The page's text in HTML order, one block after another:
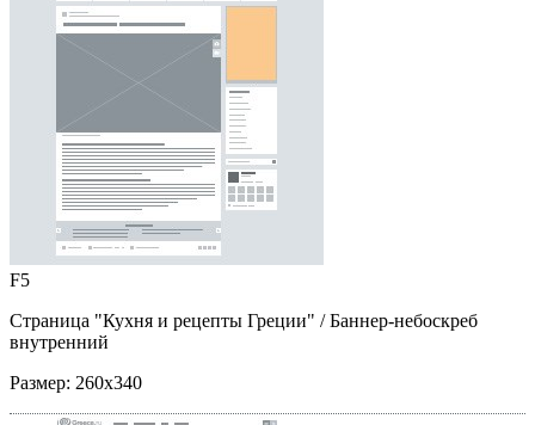
F5
Страница "Кухня и рецепты Греции" / Баннер-небоскреб
внутренний
Размер: 260x340